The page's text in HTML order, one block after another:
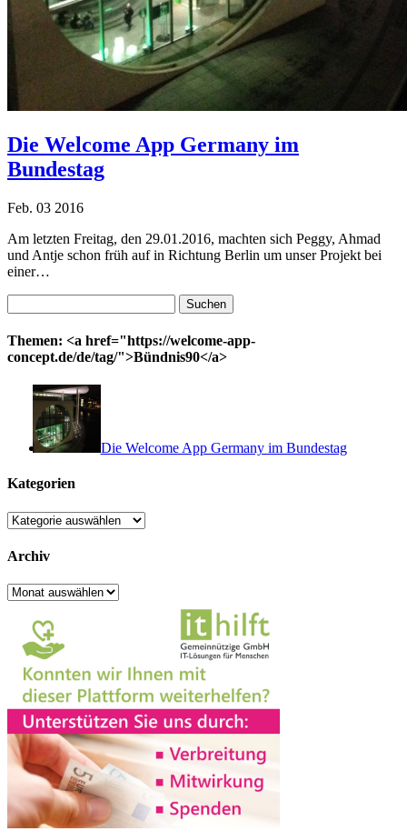
Die Welcome App Germany im
Bundestag
Feb. 03 2016
Am letzten Freitag, den 29.01.2016, machten sich Peggy, Ahmad
und Antje schon früh auf in Richtung Berlin um unser Projekt bei
einer…
nach:
Themen: <a href="https://welcome-app-
concept.de/de/tag/">Bündnis90</a>
Die Welcome App Germany im Bundestag
Kategorien
Kategorien
Archiv
Archiv